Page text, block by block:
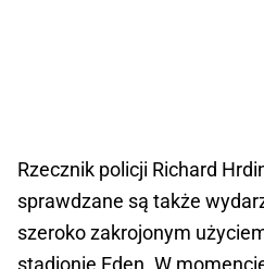
Rzecznik policji Richard
sprawdzane są także
szeroko zakrojonym
stadionie Eden. W